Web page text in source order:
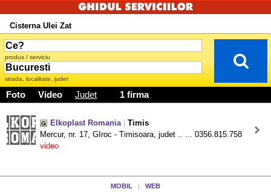
Cisterna Ulei Zat
produs / serviciu
strada, localitate, judet
Foto Video Judet 1 firma
Elkoplast Romania
Timis
Mercur, nr. 17, GIroc - Timisoara, judet .. ... 0356.815.758
video
MOBIL
WEB